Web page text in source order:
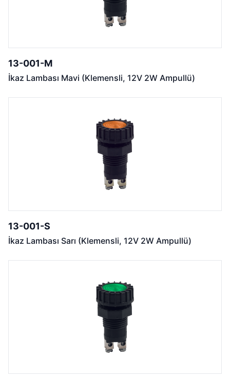
13-001-M
İkaz Lambası Mavi (Klemensli, 12V 2W Ampullü)
13-001-S
İkaz Lambası Sarı (Klemensli, 12V 2W Ampullü)